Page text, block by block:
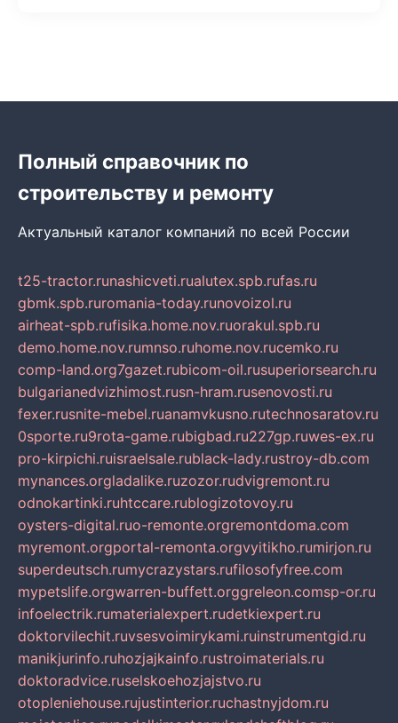
Полный справочник по
строительству и ремонту
Актуальный каталог компаний по всей России
t25-tractor.runashicveti.rualutex.spb.rufas.ru
gbmk.spb.ruromania-today.runovoizol.ru
airheat-spb.rufisika.home.nov.ruorakul.spb.ru
demo.home.nov.rumnso.ruhome.nov.rucemko.ru
comp-land.org7gazet.rubicom-oil.rusuperiorsearch.ru
bulgarianedvizhimost.rusn-hram.rusenovosti.ru
fexer.rusnite-mebel.ruanamvkusno.rutechnosaratov.ru
0sporte.ru9rota-game.rubigbad.ru227gp.ruwes-ex.ru
pro-kirpichi.ruisraelsale.rublack-lady.rustroy-db.com
mynances.orgladalike.ruzozor.rudvigremont.ru
odnokartinki.ruhtccare.rublogizotovoy.ru
oysters-digital.ruo-remonte.orgremontdoma.com
myremont.orgportal-remonta.orgvyitikho.rumirjon.ru
superdeutsch.rumycrazystars.rufilosofyfree.com
mypetslife.orgwarren-buffett.orggreleon.comsp-or.ru
infoelectrik.rumaterialexpert.rudetkiexpert.ru
doktorvilechit.ruvsesvoimirykami.ruinstrumentgid.ru
manikjurinfo.ruhozjajkainfo.rustroimaterials.ru
doktoradvice.ruselskoehozjajstvo.ru
otopleniehouse.rujustinterior.ruchastnyjdom.ru